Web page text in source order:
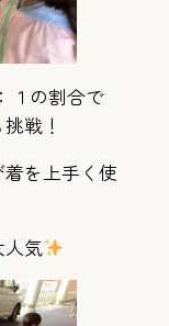
の割合で
戦！
を上手く使
人気